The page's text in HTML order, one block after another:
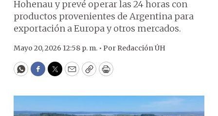
Hohenau y prevé operar las 24 horas con
productos provenientes de Argentina para
exportación a Europa y otros mercados.
Mayo 20, 2026 12:58 p. m. • Por Redacción ÚH
WhatsApp
Facebook
Twitter
EmailCopyPrint